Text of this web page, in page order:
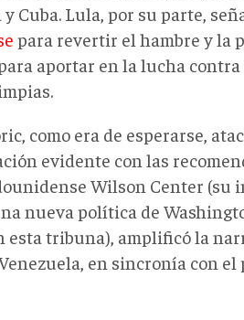
Cuba. Lula, por su parte,
para revertir el hambre y la
aportar en la lucha
como era de esperarse,
evidente con las
Wilson Center (su
nueva política de
esta tribuna), amplificó la
en sincronía con